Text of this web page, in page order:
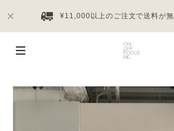
¥11,000以上のご注文で送料が無